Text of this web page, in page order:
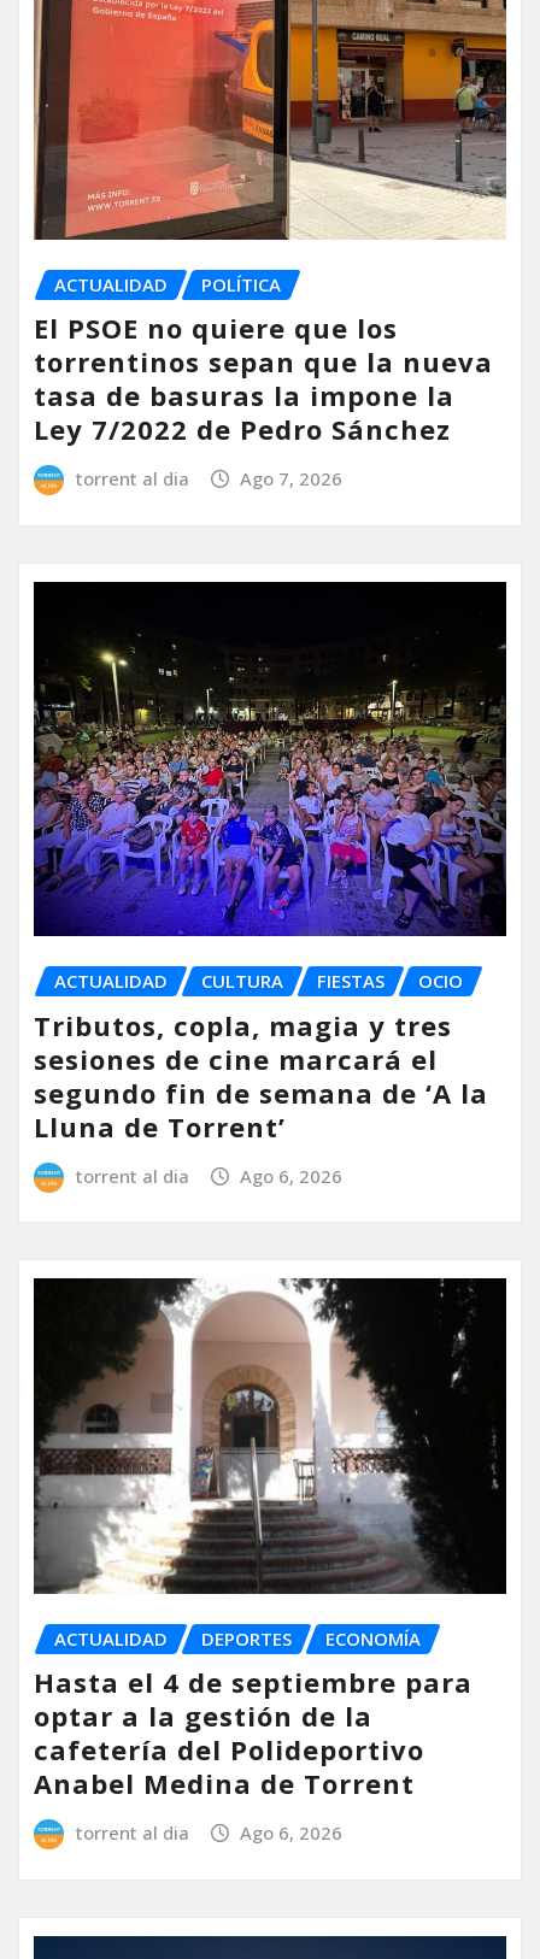
ACTUALIDAD POLÍTICA
El PSOE no quiere que los
torrentinos sepan que la nueva
tasa de basuras la impone la
Ley 7/2022 de Pedro Sánchez
torrent al dia Ago 7, 2026
ACTUALIDAD CULTURA FIESTAS OCIO
Tributos, copla, magia y tres
sesiones de cine marcará el
segundo fin de semana de ‘A la
Lluna de Torrent’
torrent al dia Ago 6, 2026
ACTUALIDAD DEPORTES ECONOMÍA
Hasta el 4 de septiembre para
optar a la gestión de la
cafetería del Polideportivo
Anabel Medina de Torrent
torrent al dia Ago 6, 2026